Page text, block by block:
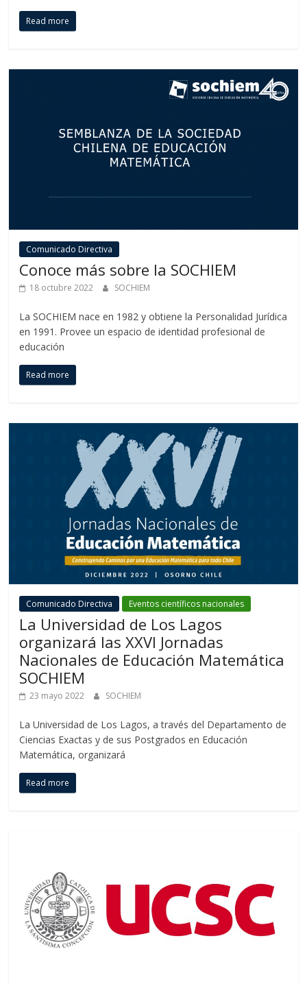
Read more
Comunicado Directiva
Conoce más sobre la SOCHIEM
18 octubre 2022 SOCHIEM
La SOCHIEM nace en 1982 y obtiene la Personalidad Jurídica
en 1991. Provee un espacio de identidad profesional de
educación
Read more
Comunicado Directiva Eventos científicos nacionales
La Universidad de Los Lagos
organizará las XXVI Jornadas
Nacionales de Educación Matemática
SOCHIEM
23 mayo 2022 SOCHIEM
La Universidad de Los Lagos, a través del Departamento de
Ciencias Exactas y de sus Postgrados en Educación
Matemática, organizará
Read more